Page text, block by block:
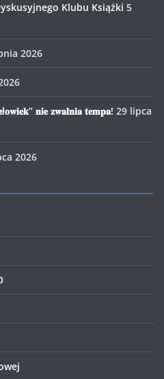
Klubu Książki 5
2026
𝐧𝐢𝐞 𝐳𝐰𝐚𝐥𝐧𝐢𝐚 𝐭𝐞𝐦𝐩𝐚! 29 lipca
2026